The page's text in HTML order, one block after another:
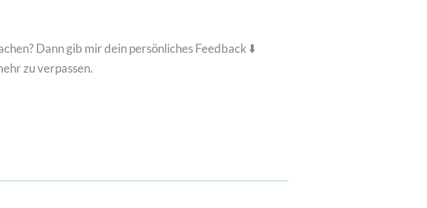
Dann gib mir dein persönliches Feedback ⬇️
zu verpassen.